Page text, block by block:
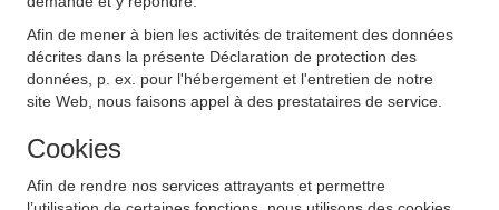
Afin de mener à bien les activités de traitement des données
décrites dans la présente Déclaration de protection des
données, p. ex. pour l'hébergement et l'entretien de notre
site Web, nous faisons appel à des prestataires de service.
Cookies
Afin de rendre nos services attrayants et permettre